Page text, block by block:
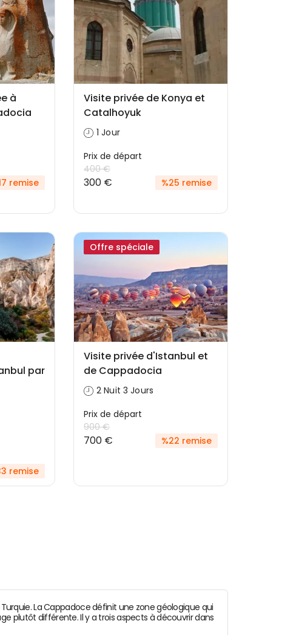
à
remise
Visite privée de Konya et
Catalhoyuk
1 Jour
Prix ​​de départ
400 €
300 € %25 remise
par
remise
Offre spéciale
Visite privée d'Istanbul et
de Cappadocia
2 Nuit 3 Jours
Prix ​​de départ
900 €
700 € %22 remise
La Cappadoce définit une zone géologique qui
plutôt différente. Il y a trois aspects à découvrir dans